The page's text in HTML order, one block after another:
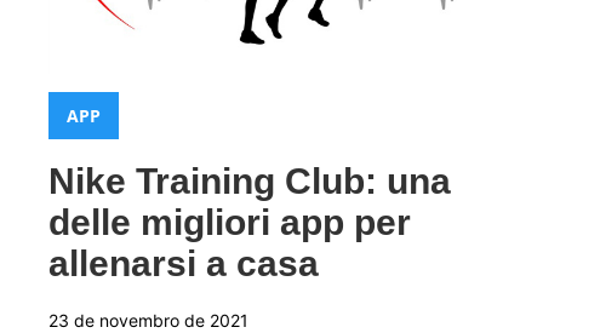
Categorias:
APP
Nike Training Club: una
delle migliori app per
allenarsi a casa
23 de novembro de 2021